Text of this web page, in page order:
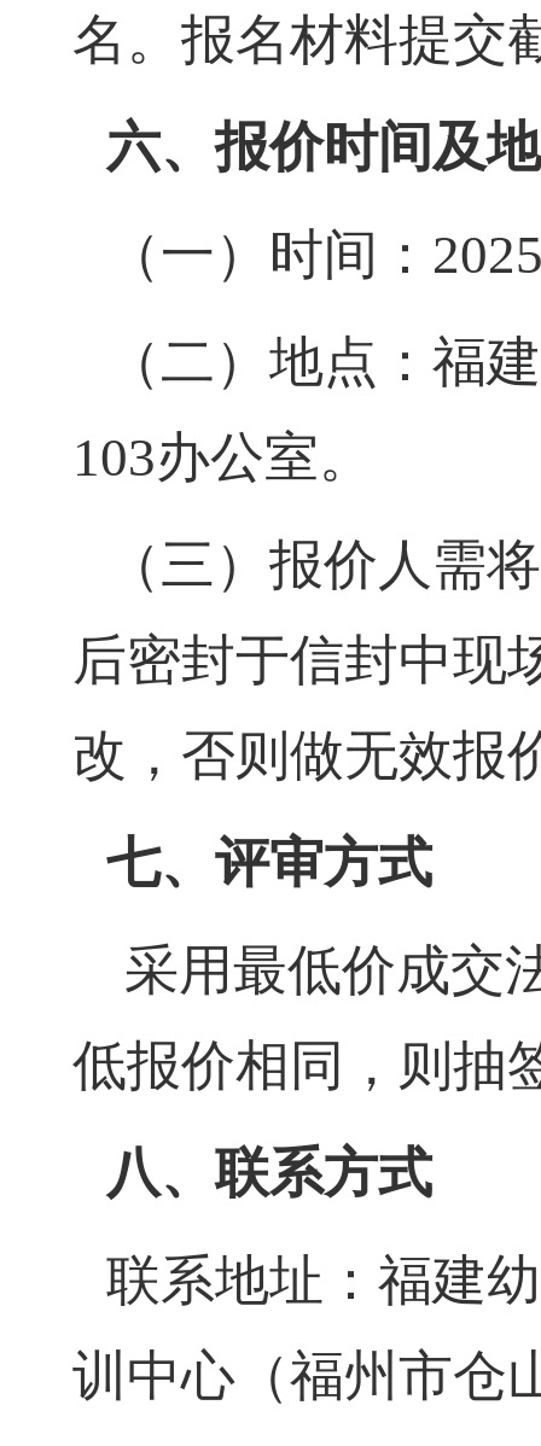
名。报名材料提交
六、报价时间及
（一）时间：
（二）地点：福
103办公室。
（三）报价人需
后密封于信封中现
改，否则做无效报
七、评审方式
采用最低价成交
低报价相同，则抽
八、联系方式
联系地址：福建
训中心（福州市仓